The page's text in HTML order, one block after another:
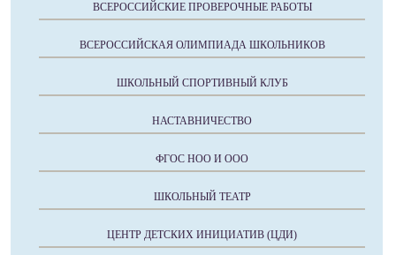
ВСЕРОССИЙСКИЕ ПРОВЕРОЧНЫЕ РАБОТЫ
ВСЕРОССИЙСКАЯ ОЛИМПИАДА ШКОЛЬНИКОВ
ШКОЛЬНЫЙ СПОРТИВНЫЙ КЛУБ
НАСТАВНИЧЕСТВО
ФГОС НОО И ООО
ШКОЛЬНЫЙ ТЕАТР
ЦЕНТР ДЕТСКИХ ИНИЦИАТИВ (ЦДИ)